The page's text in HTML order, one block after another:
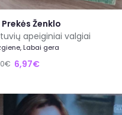
Prekės Ženklo
apeiginiai valgiai
Labai gera
6,97€